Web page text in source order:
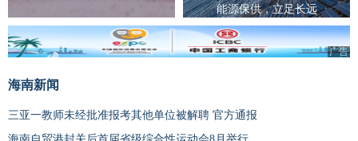
能源保供，立足长远
广告
海南新闻
三亚一教师未经批准报考其他单位被解聘 官方通报